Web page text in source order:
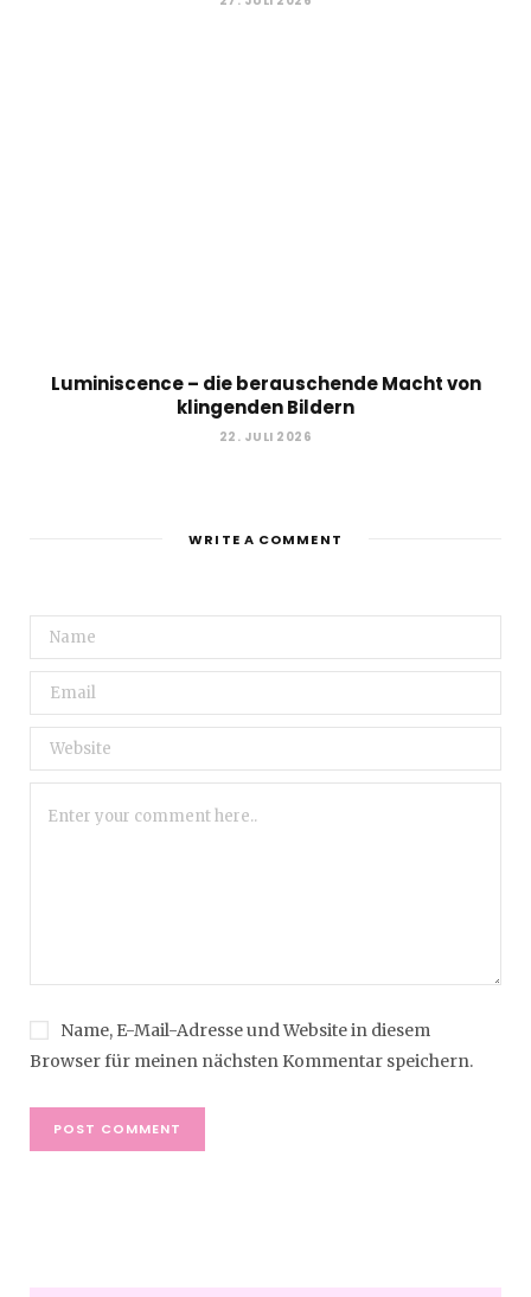
Luminiscence – die berauschende Macht von
klingenden Bildern
22. JULI 2026
WRITE A COMMENT
Name, E-Mail-Adresse und Website in diesem
Browser für meinen nächsten Kommentar speichern.